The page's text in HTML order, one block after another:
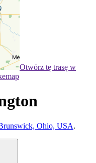
Otwórz tę trasę w
Ohio, USA.